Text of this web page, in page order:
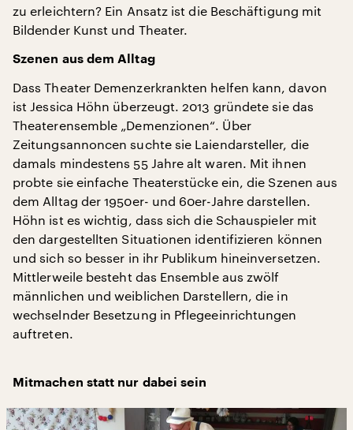
zu erleichtern? Ein Ansatz ist die Beschäftigung mit
Bildender Kunst und Theater.
Szenen aus dem Alltag
Dass Theater Demenzerkrankten helfen kann, davon
ist Jessica Höhn überzeugt. 2013 gründete sie das
Theaterensemble „Demenzionen“. Über
Zeitungsannoncen suchte sie Laiendarsteller, die
damals mindestens 55 Jahre alt waren. Mit ihnen
probte sie einfache Theaterstücke ein, die Szenen aus
dem Alltag der 1950er- und 60er-Jahre darstellen.
Höhn ist es wichtig, dass sich die Schauspieler mit
den dargestellten Situationen identifizieren können
und sich so besser in ihr Publikum hineinversetzen.
Mittlerweile besteht das Ensemble aus zwölf
männlichen und weiblichen Darstellern, die in
wechselnder Besetzung in Pflegeeinrichtungen
auftreten.
Mitmachen statt nur dabei sein